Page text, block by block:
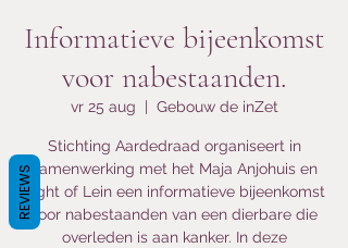
Informatieve bijeenkomst
voor nabestaanden.
vr 25 aug
  |
Gebouw de inZet
Stichting Aardedraad organiseert in
samenwerking met het Maja Anjohuis en
Light of Lein een informatieve bijeenkomst
voor nabestaanden van een dierbare die
overleden is aan kanker. In deze
REVIEWS